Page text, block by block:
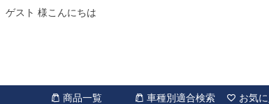
ゲスト 様こんにちは
商品一覧 車種別適合検索 お気